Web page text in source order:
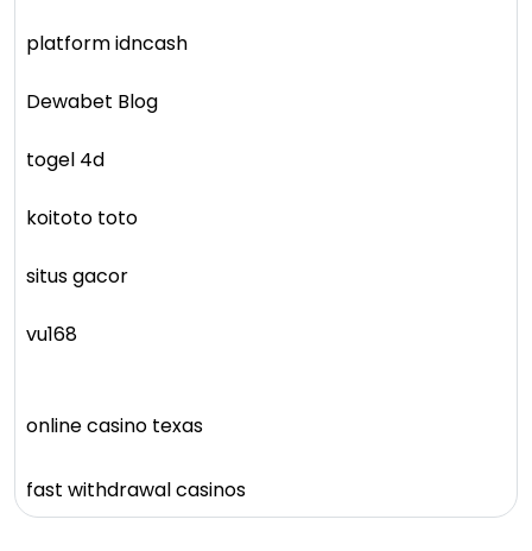
platform idncash
Dewabet Blog
togel 4d
koitoto toto
situs gacor
vu168
online casino texas
fast withdrawal casinos